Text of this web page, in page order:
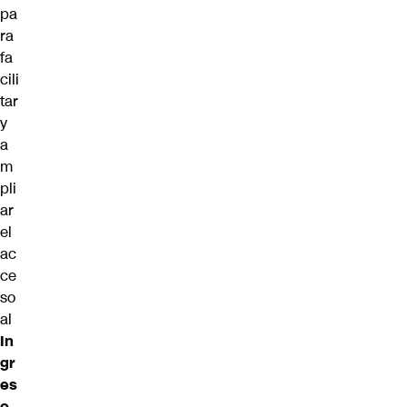
pa
ra
fa
cili
tar
y
a
m
pli
ar
el
ac
ce
so
al
In
gr
es